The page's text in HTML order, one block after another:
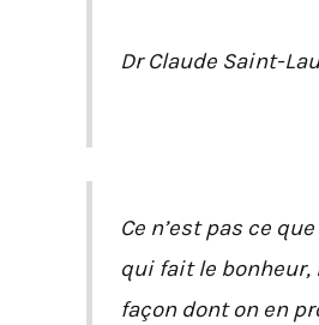
Dr Claude Saint-
Ce n’est pas ce
qui fait le bonheur,
façon dont on en